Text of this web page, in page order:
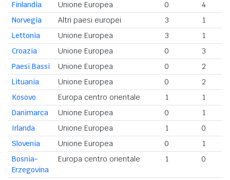
Finlandia Unione Europea 0
4
Norvegia
Altri paesi europei 3
1
Lettonia
Unione Europea 3
1
Croazia
Unione Europea 0
3
Paesi Bassi
Unione Europea 0
2
Lituania
Unione Europea 0
2
Kosovo
Europa centro orientale 1
1
Danimarca
Unione Europea 0
1
Irlanda
Unione Europea 1
0
Slovenia
Unione Europea 0
1
Bosnia-
Erzegovina
Europa centro orientale 1 0